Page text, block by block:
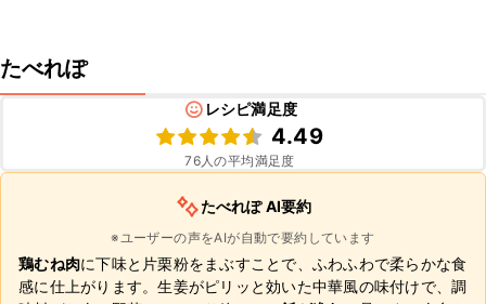
たべれぽ
レシピ満足度
4.49
76人の平均満足度
たべれぽ AI要約
※ユーザーの声をAIが自動で要約しています
鶏むね肉に下味と片栗粉をまぶすことで、ふわふわで柔らかな食
感に仕上がります。生姜がピリッと効いた中華風の味付けで、調